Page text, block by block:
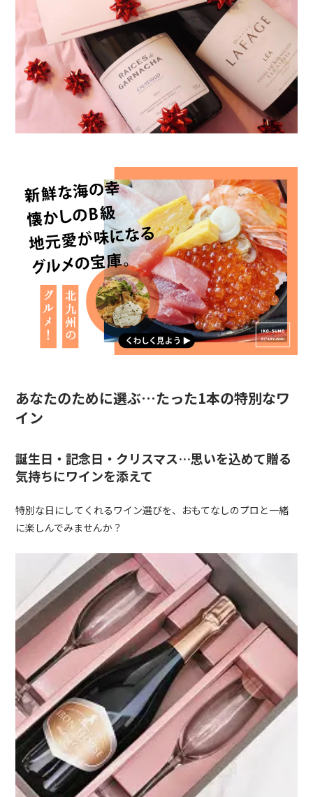
あなたのために選ぶ…たった1本の特別なワ
イン
誕生日・記念日・クリスマス…思いを込めて贈る
気持ちにワインを添えて
特別な日にしてくれるワイン選びを、おもてなしのプロと一緒
に楽しんでみませんか？